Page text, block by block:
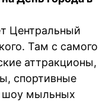
Центральный
Там с самого
аттракционы,
спортивные
шоу мыльных